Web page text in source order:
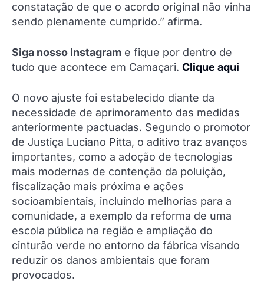
constatação de que o acordo original não vinha
sendo plenamente cumprido.” afirma.
Siga nosso Instagram e fique por dentro de
tudo que acontece em Camaçari. Clique aqui
O novo ajuste foi estabelecido diante da
necessidade de aprimoramento das medidas
anteriormente pactuadas. Segundo o promotor
de Justiça Luciano Pitta, o aditivo traz avanços
importantes, como a adoção de tecnologias
mais modernas de contenção da poluição,
fiscalização mais próxima e ações
socioambientais, incluindo melhorias para a
comunidade, a exemplo da reforma de uma
escola pública na região e ampliação do
cinturão verde no entorno da fábrica visando
reduzir os danos ambientais que foram
provocados.